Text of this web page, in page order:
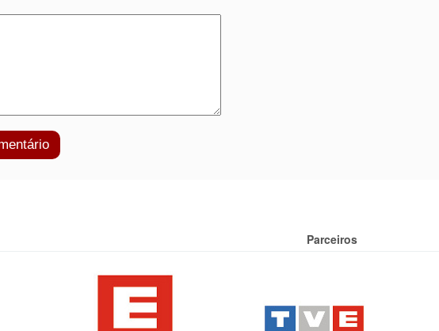
Parceiros